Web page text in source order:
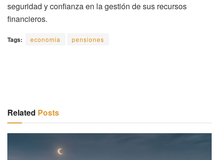
seguridad y confianza en la gestión de sus recursos
financieros.
Tags: economia pensiones
Related Posts